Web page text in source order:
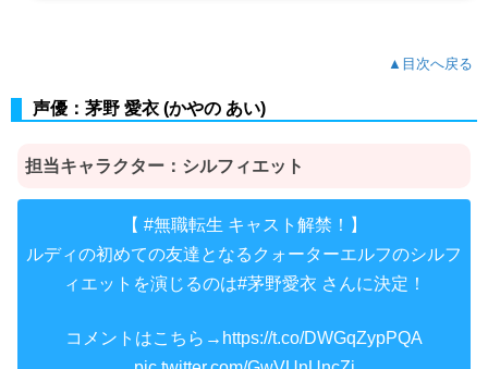
▲目次へ戻る
声優：茅野 愛衣 (かやの あい)
担当キャラクター： シルフィエット
【 #無職転生 キャスト解禁！】
ルディの初めての友達となるクォーターエルフのシルフ
ィエットを演じるのは#茅野愛衣 さんに決定！
コメントはこちら→ https://t.co/DWGqZypPQA